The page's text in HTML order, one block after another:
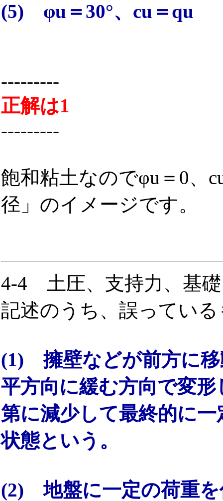
(5) φu＝30°、cu＝qu
---------
正解は1
---------
飽和粘土なのでφu＝0、
径」のイメージです。
4-4 土圧、支持力、基
記述のうち、誤ってい
(1) 擁壁などが前方に移
平方向に緩む方向で変
第に減少して最終的に
状態という。
(2) 地盤に一定の荷重を